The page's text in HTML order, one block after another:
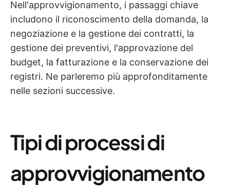
Nell'approvvigionamento, i passaggi chiave
includono il riconoscimento della domanda, la
negoziazione e la gestione dei contratti, la
gestione dei preventivi, l'approvazione del
budget, la fatturazione e la conservazione dei
registri. Ne parleremo più approfonditamente
nelle sezioni successive.
Tipi di processi di
approvvigionamento